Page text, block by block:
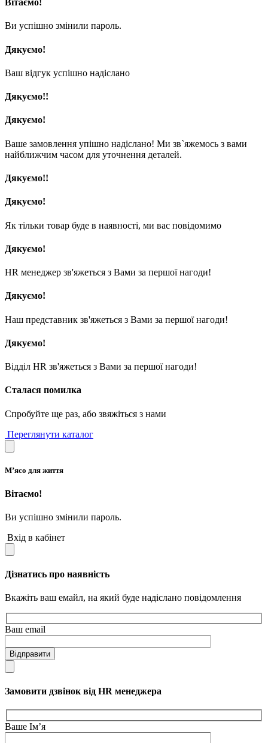
Вітаємо!
Ви успішно змінили пароль.
Дякуємо!
Ваш відгук успішно надіслано
Дякуємо!!
Дякуємо!
Ваше замовлення упішно надіслано! Ми зв`яжемось з вами
найближчим часом для уточнення деталей.
Дякуємо!!
Дякуємо!
Як тільки товар буде в наявності, ми вас повідомимо
Дякуємо!
HR менеджер зв'яжеться з Вами за першої нагоди!
Дякуємо!
Наш представник зв'яжеться з Вами за першої нагоди!
Дякуємо!
Відділ HR зв'яжеться з Вами за першої нагоди!
Сталася помилка
Спробуйте ще раз, або звяжіться з нами
Переглянути каталог
М’ясо для життя
Вітаємо!
Ви успішно змінили пароль.
Вхід в кабінет
Дізнатись про наявність
Вкажіть ваш емайл, на який буде надіслано повідомлення
Ваш email
Відправити
Замовити дзвінок від HR менеджера
Ваше Ім’я